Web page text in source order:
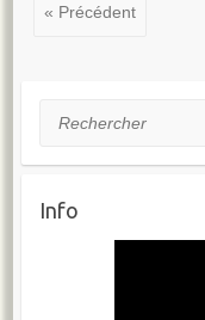
« Précédent
Rechercher
Info